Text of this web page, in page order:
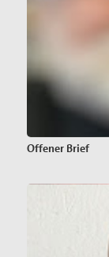
Offener Brief